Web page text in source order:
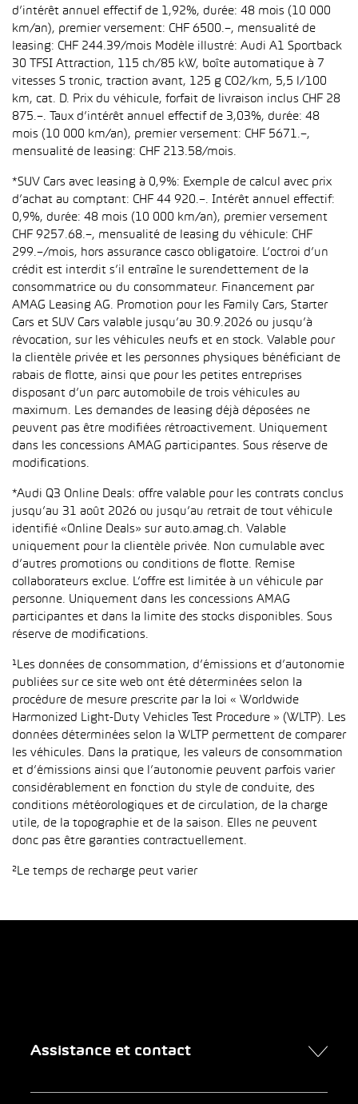
d’intérêt annuel effectif de 1,92%, durée: 48 mois (10 000
km/an), premier versement: CHF 6500.–, mensualité de
leasing: CHF 244.39/mois Modèle illustré: Audi A1 Sportback
30 TFSI Attraction, 115 ch/85 kW, boîte automatique à 7
vitesses S tronic, traction avant, 125 g CO2/km, 5,5 l/100
km, cat. D. Prix du véhicule, forfait de livraison inclus CHF 28
875.–. Taux d’intérêt annuel effectif de 3,03%, durée: 48
mois (10 000 km/an), premier versement: CHF 5671.–,
mensualité de leasing: CHF 213.58/mois.
*SUV Cars avec leasing à 0,9%: Exemple de calcul avec prix
d’achat au comptant: CHF 44 920.–. Intérêt annuel effectif:
0,9%, durée: 48 mois (10 000 km/an), premier versement
CHF 9257.68.–, mensualité de leasing du véhicule: CHF
299.–/mois, hors assurance casco obligatoire. L’octroi d’un
crédit est interdit s’il entraîne le surendettement de la
consommatrice ou du consommateur. Financement par
AMAG Leasing AG. Promotion pour les Family Cars, Starter
Cars et SUV Cars valable jusqu’au 30.9.2026 ou jusqu’à
révocation, sur les véhicules neufs et en stock. Valable pour
la clientèle privée et les personnes physiques bénéficiant de
rabais de flotte, ainsi que pour les petites entreprises
disposant d’un parc automobile de trois véhicules au
maximum. Les demandes de leasing déjà déposées ne
peuvent pas être modifiées rétroactivement. Uniquement
dans les concessions AMAG participantes. Sous réserve de
modifications.
*Audi Q3 Online Deals: offre valable pour les contrats conclus
jusqu’au 31 août 2026 ou jusqu’au retrait de tout véhicule
identifié «Online Deals» sur auto.amag.ch. Valable
uniquement pour la clientèle privée. Non cumulable avec
d’autres promotions ou conditions de flotte. Remise
collaborateurs exclue. L’offre est limitée à un véhicule par
personne. Uniquement dans les concessions AMAG
participantes et dans la limite des stocks disponibles. Sous
réserve de modifications.
¹Les données de consommation, d’émissions et d’autonomie
publiées sur ce site web ont été déterminées selon la
procédure de mesure prescrite par la loi « Worldwide
Harmonized Light-Duty Vehicles Test Procedure » (WLTP). Les
données déterminées selon la WLTP permettent de comparer
les véhicules. Dans la pratique, les valeurs de consommation
et d’émissions ainsi que l’autonomie peuvent parfois varier
considérablement en fonction du style de conduite, des
conditions météorologiques et de circulation, de la charge
utile, de la topographie et de la saison. Elles ne peuvent
donc pas être garanties contractuellement.
²Le temps de recharge peut varier
Assistance et contact